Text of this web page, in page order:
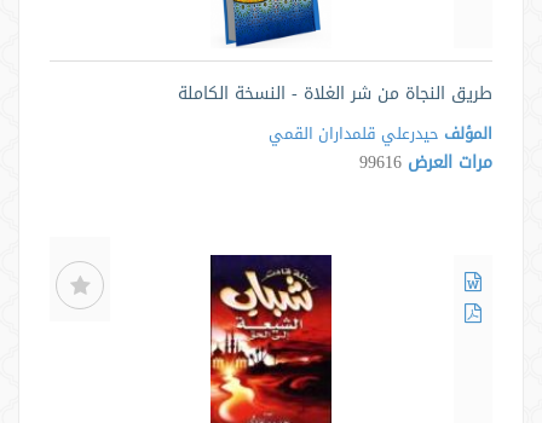
طريق النجاة من شر الغلاة - النسخة الكاملة
المؤلف حيدرعلي قلمداران القمي
مرات العرض 99616